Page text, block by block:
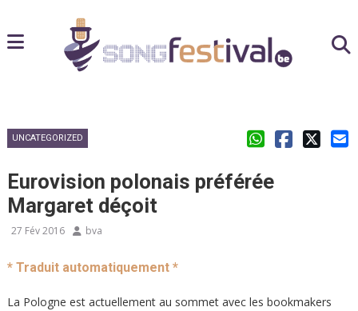
UNCATEGORIZED
Eurovision polonais préférée
Margaret déçoit
27 Fév 2016 bva
* Traduit automatiquement *
La Pologne est actuellement au sommet avec les bookmakers